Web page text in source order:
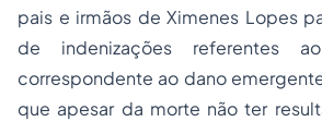
pais e irmãos de Ximenes Lopes
de indenizações referentes
correspondente ao dano
que apesar da morte não ter